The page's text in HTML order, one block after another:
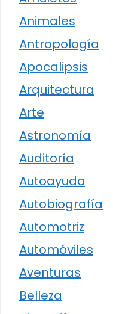
Animales
Antropología
Apocalipsis
Arquitectura
Arte
Astronomía
Auditoría
Autoayuda
Autobiografía
Automotriz
Automóviles
Aventuras
Belleza